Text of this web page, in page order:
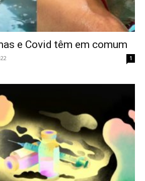
e Covid têm em comum
1